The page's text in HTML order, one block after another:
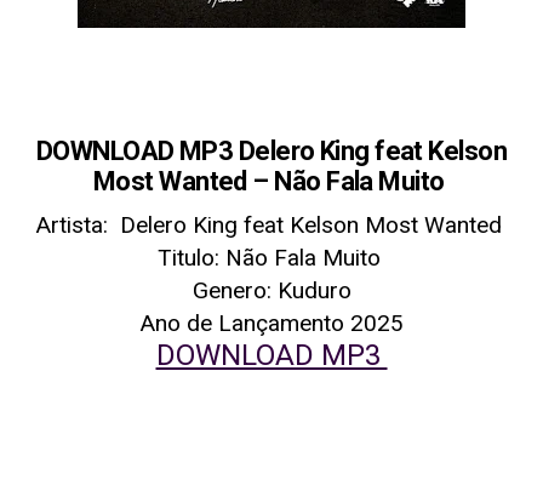
DOWNLOAD MP3 Delero King feat Kelson
Most Wanted – Não Fala Muito
Artista: Delero King feat Kelson Most Wanted
Titulo: Não Fala Muito
Genero: Kuduro
Ano de Lançamento 2025
DOWNLOAD MP3